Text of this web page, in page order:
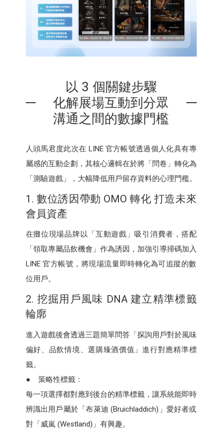
以 3 個關鍵步驟
化解展場互動到分眾
溝通之間的數據門檻
人頭馬君度此次在 LINE 官方帳號透過個人化具有專
屬感的互動企劃，其核心邏輯在於將「問卷」轉化為
「測驗遊戲」，大幅降低用戶留存資料的心理門檻。
1. 數位誘因帶動 OMO 轉化 打造未來
會員資產
在攤位現場品牌以「互動遊戲」吸引消費者，搭配
「領取專屬品飲機會」作為誘因，加強引導掃碼加入
LINE 官方帳號，將現場流量即時轉化為可追蹤的數
位用戶。
2. 挖掘用戶風味 DNA 建立精準標籤
輪廓
進入遊戲後會透過三題簡單問答「探詢用戶對於風味
偏好、品飲情境、選購臻酒價值」進行對應精準標
籤。
● 策略性標籤：
每一項選擇都對應到後台的精準標籤，讓系統能即時
辨識出用戶屬於「布萊迪 (Bruichladdich)」愛好者或
對「威嵐 (Westland)」有興趣。